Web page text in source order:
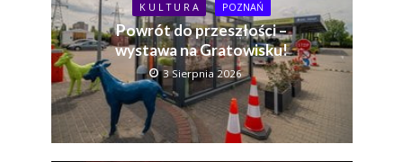
K U L T U R A POZNAŃ
Powrót do przeszłości –
wystawa na Gratowisku!
3 Sierpnia 2026